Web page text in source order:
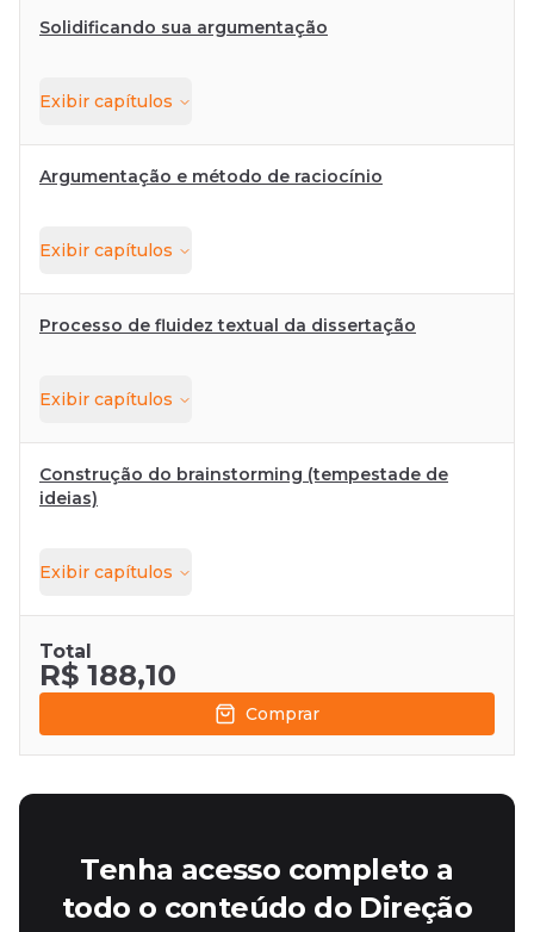
Solidificando sua argumentação
Exibir capítulos
Argumentação e método de raciocínio
Exibir capítulos
Processo de fluidez textual da dissertação
Exibir capítulos
Construção do brainstorming (tempestade de
ideias)
Exibir capítulos
Total
R$ 188,10
Comprar
Tenha acesso completo a
todo o conteúdo do Direção